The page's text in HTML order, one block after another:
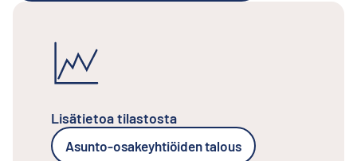
Lisätietoa tilastosta
Asunto-osakeyhtiöiden talous